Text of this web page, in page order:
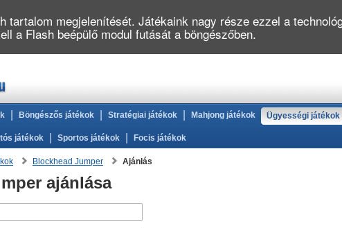
Böngészős játékok Stratégiai játékok Mahjong játékok Ügyességi játékok
játékok Sportos játékok Focis játékok
Blockhead Jumper Ajánlás
ajánlása
tartalom megjelenítését. Játékaink nagy része ezzel a
a Flash beépülő modul futását a böngészőben.